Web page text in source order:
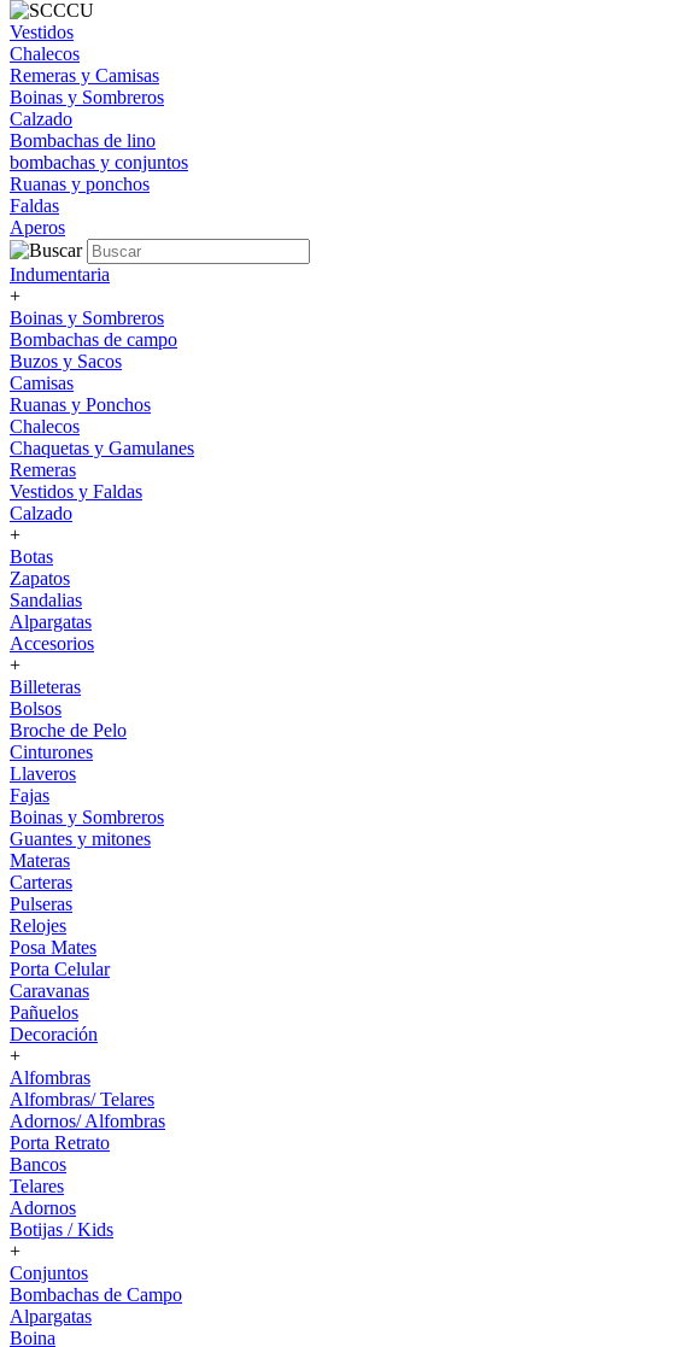
Vestidos
Chalecos
Remeras y Camisas
Boinas y Sombreros
Calzado
Bombachas de lino
bombachas y conjuntos
Ruanas y ponchos
Faldas
Aperos
Indumentaria
+
Boinas y Sombreros
Bombachas de campo
Buzos y Sacos
Camisas
Ruanas y Ponchos
Chalecos
Chaquetas y Gamulanes
Remeras
Vestidos y Faldas
Calzado
+
Botas
Zapatos
Sandalias
Alpargatas
Accesorios
+
Billeteras
Bolsos
Broche de Pelo
Cinturones
Llaveros
Fajas
Boinas y Sombreros
Guantes y mitones
Materas
Carteras
Pulseras
Relojes
Posa Mates
Porta Celular
Caravanas
Pañuelos
Decoración
+
Alfombras
Alfombras/ Telares
Adornos/ Alfombras
Porta Retrato
Bancos
Telares
Adornos
Botijas / Kids
+
Conjuntos
Bombachas de Campo
Alpargatas
Boina